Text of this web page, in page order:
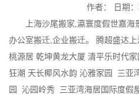
作者：
日期
上海沙尾搬家,瀛寰度假世嘉海
办公室搬迁,企业搬迁。 腾超盛达
桃源居 乾坤黄龙大厦 清平乐时代
狂潮 天长椰风水韵 沁雅家园 三
园 沁园岭秀 三亚湾海居国际度